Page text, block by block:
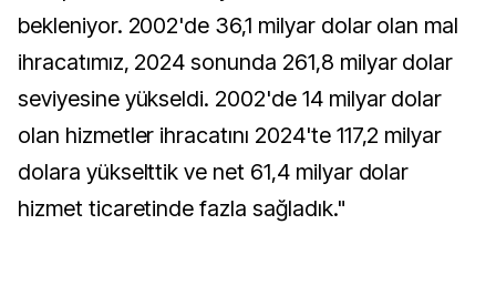
bekleniyor. 2002'de 36,1 milyar dolar olan mal
ihracatımız, 2024 sonunda 261,8 milyar dolar
seviyesine yükseldi. 2002'de 14 milyar dolar
olan hizmetler ihracatını 2024'te 117,2 milyar
dolara yükselttik ve net 61,4 milyar dolar
hizmet ticaretinde fazla sağladık."